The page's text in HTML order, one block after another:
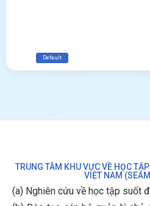
Default
TRUNG TÂM KHU VỰC VỀ HỌC
VIỆT NAM
(a) Nghiên cứu về học tập suốt